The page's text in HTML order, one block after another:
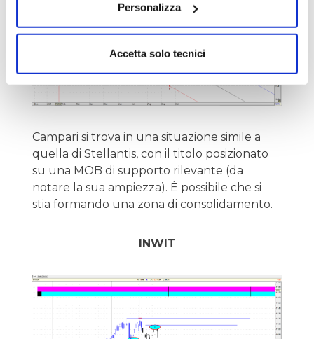
Personalizza
Accetta solo tecnici
Campari si trova in una situazione simile a
quella di Stellantis, con il titolo posizionato
su una MOB di supporto rilevante (da
notare la sua ampiezza). È possibile che si
stia formando una zona di consolidamento.
INWIT